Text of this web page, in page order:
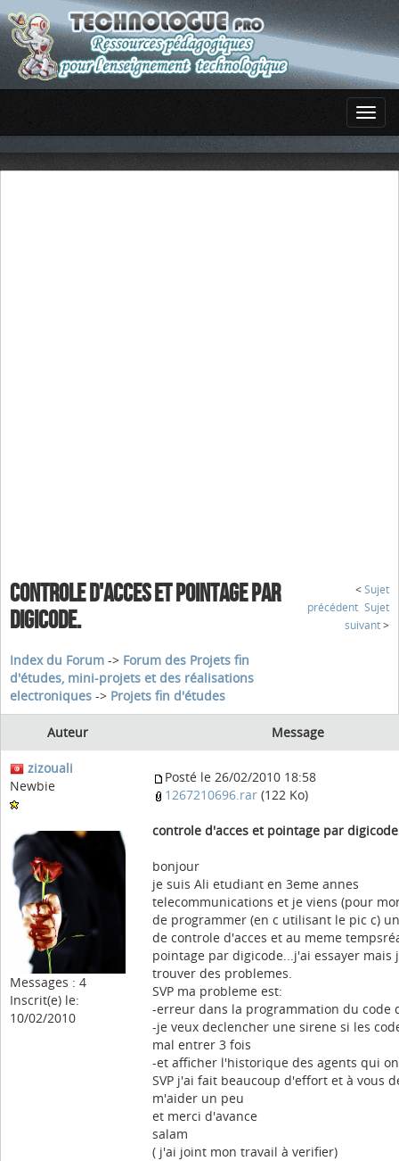
CONTROLE D'ACCES ET POINTAGE PAR
DIGICODE.
< Sujet
précédent Sujet
suivant >
Index du Forum -> Forum des Projets fin
d'études, mini-projets et des réalisations
electroniques -> Projets fin d'études
Auteur Message
zizouali
Newbie
Messages : 4
Inscrit(e) le:
10/02/2010
Posté le 26/02/2010 18:58
1267210696.rar (122 Ko)
controle d'acces et pointage par
bonjour
je suis Ali etudiant en 3eme annes
telecommunications et je viens (pour
de programmer (en c utilisant le pic c)
de controle d'acces et au meme
pointage par digicode...j'ai essayer mais
trouver des problemes.
SVP ma probleme est:
-erreur dans la programmation du code
-je veux declencher une sirene si les
mal entrer 3 fois
-et afficher l'historique des agents qui
SVP j'ai fait beaucoup d'effort et à vous
m'aider un peu
et merci d'avance
salam
( j'ai joint mon travail à verifier)